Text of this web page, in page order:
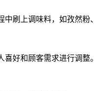
刷上调味料，如孜然粉
好和顾客需求进行调整。